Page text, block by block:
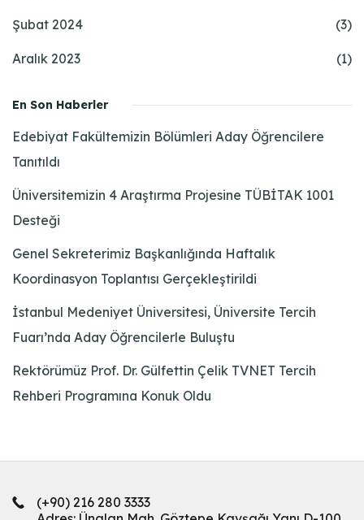
Şubat 2024 (3)
Aralık 2023 (1)
En Son Haberler
Edebiyat Fakültemizin Bölümleri Aday Öğrencilere
Tanıtıldı
Üniversitemizin 4 Araştırma Projesine TÜBİTAK 1001
Desteği
Genel Sekreterimiz Başkanlığında Haftalık
Koordinasyon Toplantısı Gerçekleştirildi
İstanbul Medeniyet Üniversitesi, Üniversite Tercih
Fuarı’nda Aday Öğrencilerle Buluştu
Rektörümüz Prof. Dr. Gülfettin Çelik TVNET Tercih
Rehberi Programına Konuk Oldu
(+90) 216 280 3333